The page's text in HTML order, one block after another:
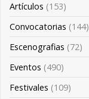
Artículos (153)
Convocatorias (144)
Escenografias (72)
Eventos (490)
Festivales (109)